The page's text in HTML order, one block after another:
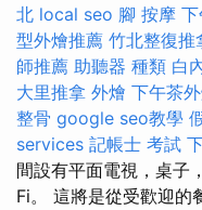
北 local seo 腳 按摩
型外燴推薦 竹北整復推
師推薦 助聽器 種類 白
大里推拿 外燴 下午茶
整骨 google seo教學
services 記帳士 考試
間設有平面電視，桌子
Fi。 這將是從受歡迎的